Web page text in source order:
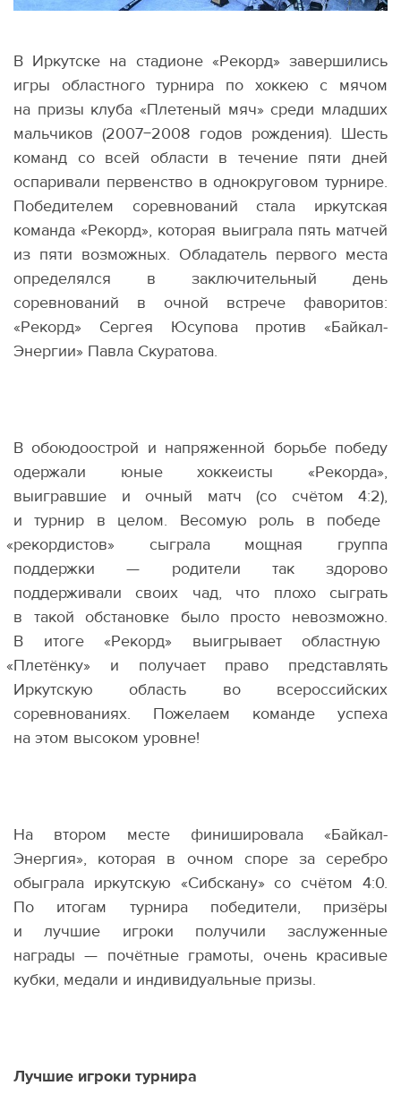
В Иркутске на стадионе «Рекорд» завершились
игры областного турнира по хоккею с мячом
на призы клуба «Плетеный мяч» среди младших
мальчиков (2007−2008 годов рождения). Шесть
команд со всей области в течение пяти дней
оспаривали первенство в однокруговом турнире.
Победителем соревнований стала иркутская
команда «Рекорд», которая выиграла пять матчей
из пяти возможных. Обладатель первого места
определялся в заключительный день
соревнований в очной встрече фаворитов:
«Рекорд» Сергея Юсупова против
«Байкал-
Энергии» Павла Скуратова.
В обоюдоострой и напряженной борьбе победу
одержали юные хоккеисты
«Рекорда»,
выигравшие и очный матч
(со счётом 4:2),
и турнир в целом. Весомую роль в победе
«рекордистов» сыграла мощная группа
поддержки — родители так здорово
поддерживали своих чад, что плохо сыграть
в такой обстановке было просто невозможно.
В итоге
«Рекорд» выигрывает областную
«Плетёнку» и получает право представлять
Иркутскую область во всероссийских
соревнованиях. Пожелаем команде успеха
на этом высоком уровне!
На втором месте финишировала «Байкал-
Энергия», которая в очном споре за серебро
обыграла иркутскую «Сибскану» со счётом 4:0.
По итогам турнира победители, призёры
и лучшие игроки получили заслуженные
награды — почётные грамоты, очень красивые
кубки, медали и индивидуальные призы.
Лучшие игроки турнира